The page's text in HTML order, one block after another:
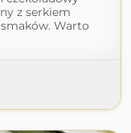
z serkiem
Warto